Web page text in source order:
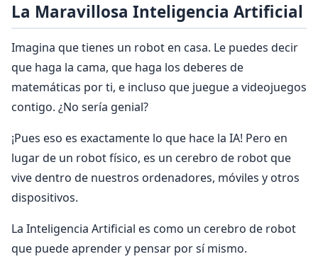
La Maravillosa Inteligencia Artificial
Imagina que tienes un robot en casa. Le puedes decir
que haga la cama, que haga los deberes de
matemáticas por ti, e incluso que juegue a videojuegos
contigo. ¿No sería genial?
¡Pues eso es exactamente lo que hace la IA! Pero en
lugar de un robot físico, es un cerebro de robot que
vive dentro de nuestros ordenadores, móviles y otros
dispositivos.
La Inteligencia Artificial es como un cerebro de robot
que puede aprender y pensar por sí mismo.